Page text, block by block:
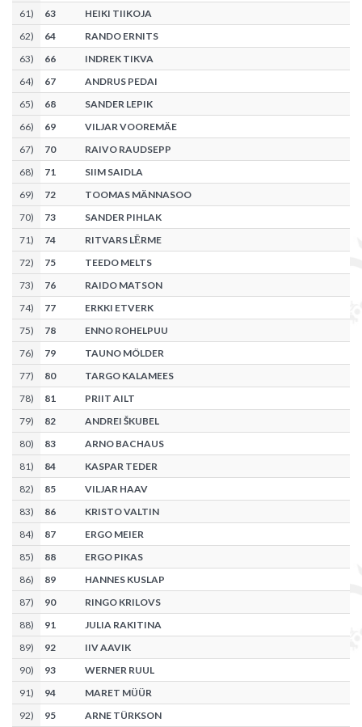
61) 63
HEIKI TIIKOJA
62) 64
RANDO ERNITS
63) 66
INDREK TIKVA
64) 67
ANDRUS PEDAI
65) 68
SANDER LEPIK
66) 69
VILJAR VOOREMÄE
67) 70
RAIVO RAUDSEPP
68) 71
SIIM SAIDLA
69) 72
TOOMAS MÄNNASOO
70) 73
SANDER PIHLAK
71) 74
RITVARS LĒRME
72) 75
TEEDO MELTS
73) 76
RAIDO MATSON
74) 77
ERKKI ETVERK
75) 78
ENNO ROHELPUU
76) 79
TAUNO MÖLDER
77) 80
TARGO KALAMEES
78) 81
PRIIT AILT
79) 82
ANDREI ŠKUBEL
80) 83
ARNO BACHAUS
81) 84
KASPAR TEDER
82) 85
VILJAR HAAV
83) 86
KRISTO VALTIN
84) 87
ERGO MEIER
85) 88
ERGO PIKAS
86) 89
HANNES KUSLAP
87) 90
RINGO KRILOVS
88) 91
JULIA RAKITINA
89) 92
IIV AAVIK
90) 93
WERNER RUUL
91) 94
MARET MÜÜR
92) 95 ARNE TÜRKSON